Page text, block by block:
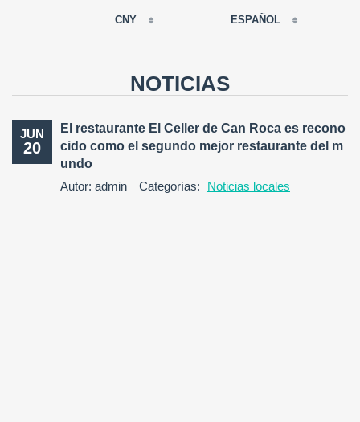
CNY
RUB
CNY
ESPAÑOL
ESPAÑOL
NOTICIAS
JUN
20
El restaurante El Celler de Can Roca es recono
cido como el segundo mejor restaurante del m
undo
Autor: admin
Categorías: Noticias locales